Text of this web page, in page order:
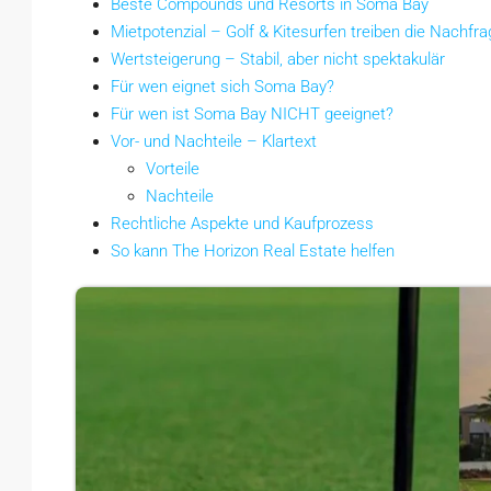
Beste Compounds und Resorts in Soma Bay
Mietpotenzial – Golf & Kitesurfen treiben die
Wertsteigerung – Stabil, aber nicht spektakulär
Für wen eignet sich Soma Bay?
Für wen ist Soma Bay NICHT geeignet?
Vor- und Nachteile – Klartext
Vorteile
Nachteile
Rechtliche Aspekte und Kaufprozess
So kann The Horizon Real Estate helfen